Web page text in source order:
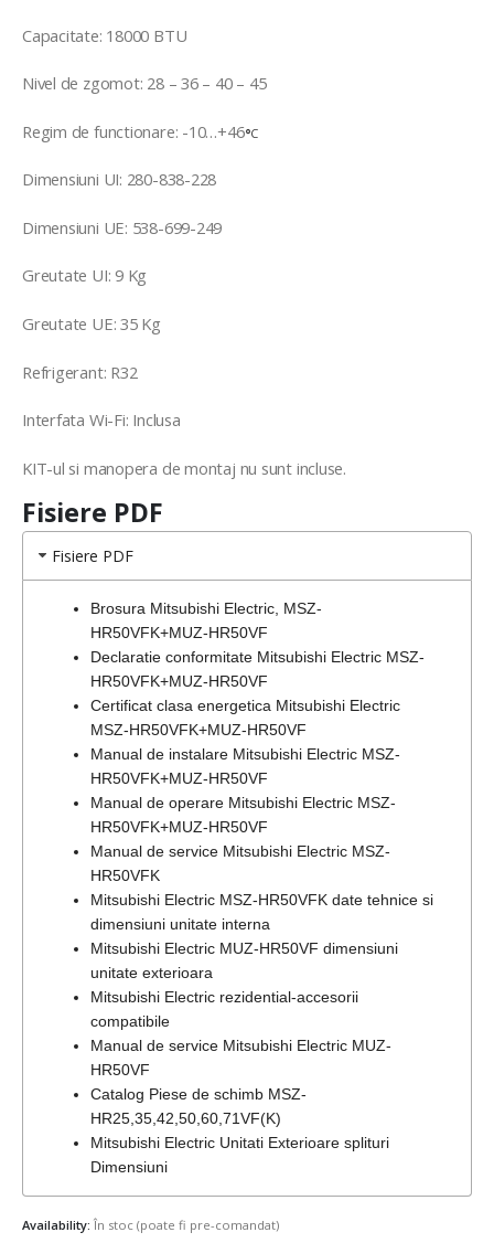
Capacitate: 18000 BTU
Nivel de zgomot: 28 – 36 – 40 – 45
Regim de functionare: -10…+46°C
Dimensiuni UI: 280-838-228
Dimensiuni UE: 538-699-249
Greutate UI: 9 Kg
Greutate UE: 35 Kg
Refrigerant: R32
Interfata Wi-Fi: Inclusa
KIT-ul si manopera de montaj nu sunt incluse.
Fisiere PDF
Fisiere PDF
Brosura Mitsubishi Electric, MSZ-
HR50VFK+MUZ-HR50VF
Declaratie conformitate Mitsubishi Electric MSZ-
HR50VFK+MUZ-HR50VF
Certificat clasa energetica Mitsubishi Electric
MSZ-HR50VFK+MUZ-HR50VF
Manual de instalare Mitsubishi Electric MSZ-
HR50VFK+MUZ-HR50VF
Manual de operare Mitsubishi Electric MSZ-
HR50VFK+MUZ-HR50VF
Manual de service Mitsubishi Electric MSZ-
HR50VFK
Mitsubishi Electric MSZ-HR50VFK date tehnice si
dimensiuni unitate interna
Mitsubishi Electric MUZ-HR50VF dimensiuni
unitate exterioara
Mitsubishi Electric rezidential-accesorii
compatibile
Manual de service Mitsubishi Electric MUZ-
HR50VF
Catalog Piese de schimb MSZ-
HR25,35,42,50,60,71VF(K)
Mitsubishi Electric Unitati Exterioare splituri
Dimensiuni
Availability: În stoc (poate fi pre-comandat)